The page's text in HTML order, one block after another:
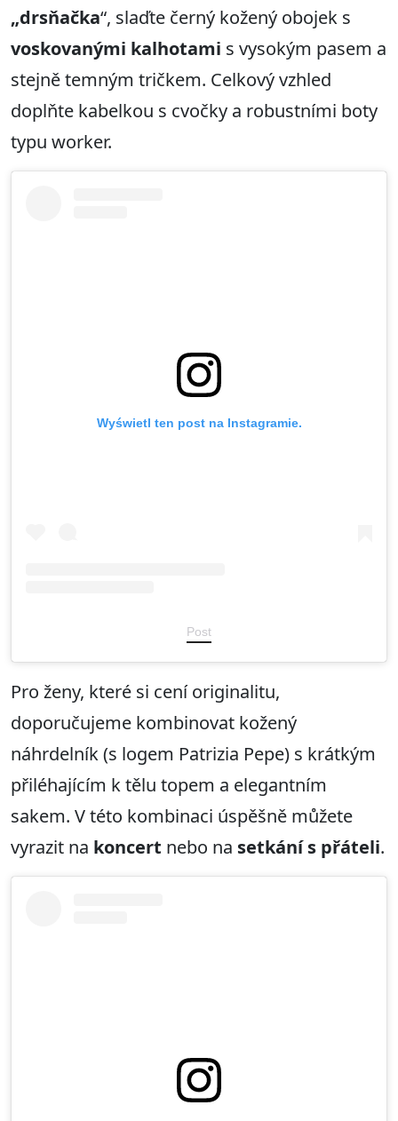
„drsňačka“, slaďte černý kožený obojek s
voskovanými kalhotami s vysokým pasem a
stejně temným tričkem. Celkový vzhled
doplňte kabelkou s cvočky a robustními boty
typu worker.
Wyświetl ten post na Instagramie.
Post
Pro ženy, které si cení originalitu,
doporučujeme kombinovat kožený
náhrdelník (s logem Patrizia Pepe) s krátkým
přiléhajícím k tělu topem a elegantním
sakem. V této kombinaci úspěšně můžete
vyrazit na koncert nebo na setkání s přáteli.